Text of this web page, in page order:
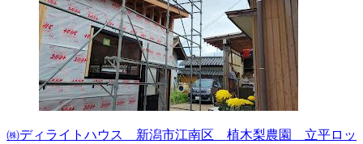
㈱ディライトハウス 新潟市江南区 植木梨農園 立平ロッ